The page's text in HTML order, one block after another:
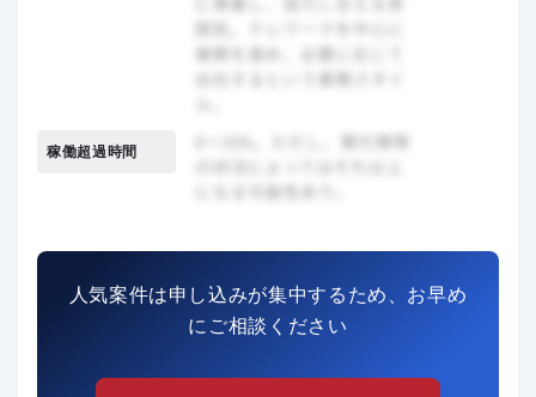
稼働超過時間
人気案件は申し込みが集中するため、お早め
にご相談ください